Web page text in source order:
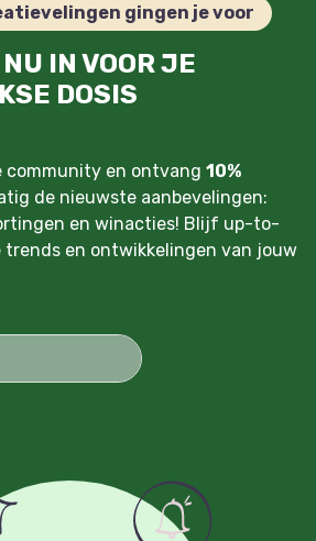
gingen je voor
IN VOOR JE
DOSIS
community en ontvang 10%
de nieuwste aanbevelingen:
en winacties! Blijf up-to-
en ontwikkelingen van jouw